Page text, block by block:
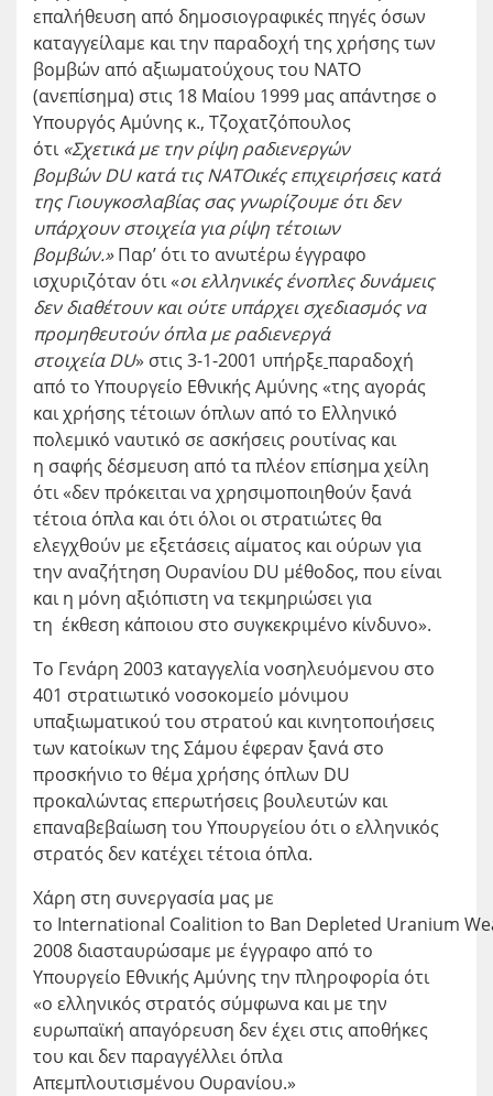
επαλήθευση από δημοσιογραφικές πηγές όσων
καταγγείλαμε και την παραδοχή της χρήσης των
βομβών από αξιωματούχους του ΝΑΤΟ
(ανεπίσημα) στις 18 Μαίου 1999 μας απάντησε ο
Υπουργός Αμύνης κ., Τζοχατζόπουλος
ότι«Σχετικά με την ρίψη ραδιενεργών
βομβώνDUκατά τις ΝΑΤΟικές επιχειρήσεις κατά
της Γιουγκοσλαβίας σας γνωρίζουμε ότι δεν
υπάρχουν στοιχεία για ρίψη τέτοιων
βομβών.»Παρ’ ότι το ανωτέρω έγγραφο
ισχυριζόταν ότι «οι ελληνικές ένοπλες δυνάμεις
δεν διαθέτουν και ούτε υπάρχει σχεδιασμός να
προμηθευτούν όπλα με ραδιενεργά
στοιχείαDU» στις 3-1-2001 υπήρξε παραδοχή
από το Υπουργείο Εθνικής Αμύνης «της αγοράς
και χρήσης τέτοιων όπλων από το Ελληνικό
πολεμικό ναυτικό σε ασκήσεις ρουτίνας και
η σαφής δέσμευση από τα πλέον επίσημα χείλη
ότι «δεν πρόκειται να χρησιμοποιηθούν ξανά
τέτοια όπλα και ότι όλοι οι στρατιώτες θα
ελεγχθούν με εξετάσεις αίματος και ούρων για
την αναζήτηση Ουρανίου DU μέθοδος, που είναι
και η μόνη αξιόπιστη να τεκμηριώσει για
τη έκθεση κάποιου στο συγκεκριμένο κίνδυνο».
Το Γενάρη 2003 καταγγελία νοσηλευόμενου στο
401 στρατιωτικό νοσοκομείο μόνιμου
υπαξιωματικού του στρατού και κινητοποιήσεις
των κατοίκων της Σάμου έφεραν ξανά στο
προσκήνιο το θέμα χρήσης όπλων DU
προκαλώντας επερωτήσεις βουλευτών και
επαναβεβαίωση του Υπουργείου ότι ο ελληνικός
στρατός δεν κατέχει τέτοια όπλα.
Χάρη στη συνεργασία μας με
το International Coalition to Ban Depleted Uranium
2008 διασταυρώσαμε με έγγραφο από το
Υπουργείο Εθνικής Αμύνης την πληροφορία ότι
«ο ελληνικός στρατός σύμφωνα και με την
ευρωπαϊκή απαγόρευση δεν έχει στις αποθήκες
του και δεν παραγγέλλει όπλα
Απεμπλουτισμένου Ουρανίου.»